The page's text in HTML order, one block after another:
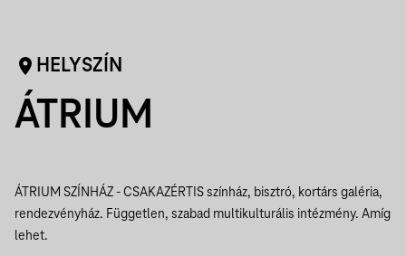
HELYSZÍN
ÁTRIUM
ÁTRIUM SZÍNHÁZ - CSAKAZÉRTISszínház, bisztró, kortárs galéria,
rendezvényház. Független, szabad multikulturális intézmény. Amíg
lehet.